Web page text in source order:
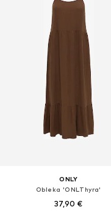
ONLY
Obleka 'ONLThyra'
37,90 €